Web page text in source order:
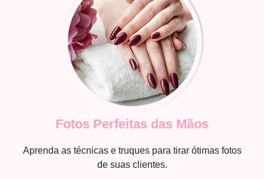
Fotos Perfeitas das Mãos
Aprenda as técnicas e truques para tirar ótimas fotos
de suas clientes.